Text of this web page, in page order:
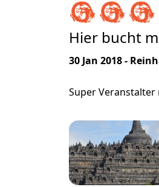
Hier bucht
30 Jan 2018 -
Super Veranstalter